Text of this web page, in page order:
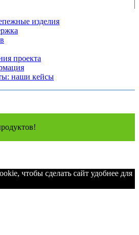
изделия
проекта
наши кейсы
чтобы сделать сайт удобнее для